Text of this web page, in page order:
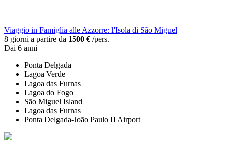
Viaggio in Famiglia alle Azzorre: l'Isola di São Miguel
8 giorni a partire da 1500 € /pers.
Dai 6 anni
Ponta Delgada
Lagoa Verde
Lagoa das Furnas
Lagoa do Fogo
São Miguel Island
Lagoa das Furnas
Ponta Delgada-João Paulo II Airport